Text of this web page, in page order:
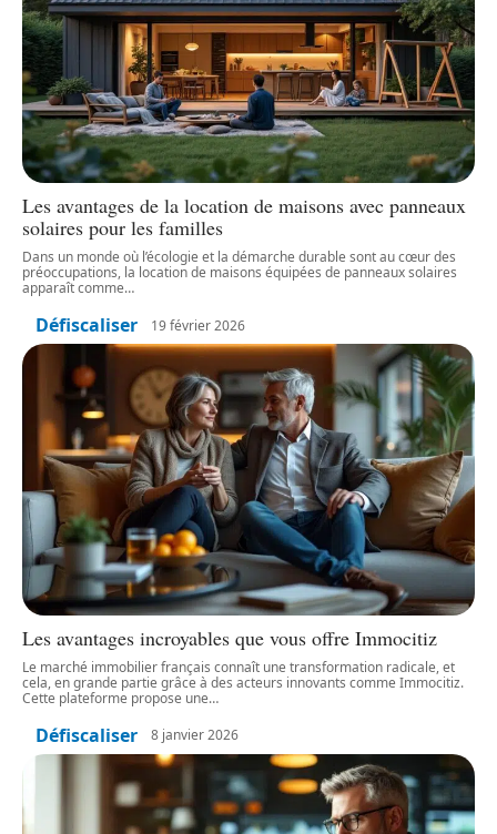
Les avantages de la location de maisons avec panneaux
solaires pour les familles
Dans un monde où l’écologie et la démarche durable sont au cœur des
préoccupations, la location de maisons équipées de panneaux solaires
apparaît comme…
Défiscaliser 19 février 2026
Les avantages incroyables que vous offre Immocitiz
Le marché immobilier français connaît une transformation radicale, et
cela, en grande partie grâce à des acteurs innovants comme Immocitiz.
Cette plateforme propose une…
Défiscaliser 8 janvier 2026